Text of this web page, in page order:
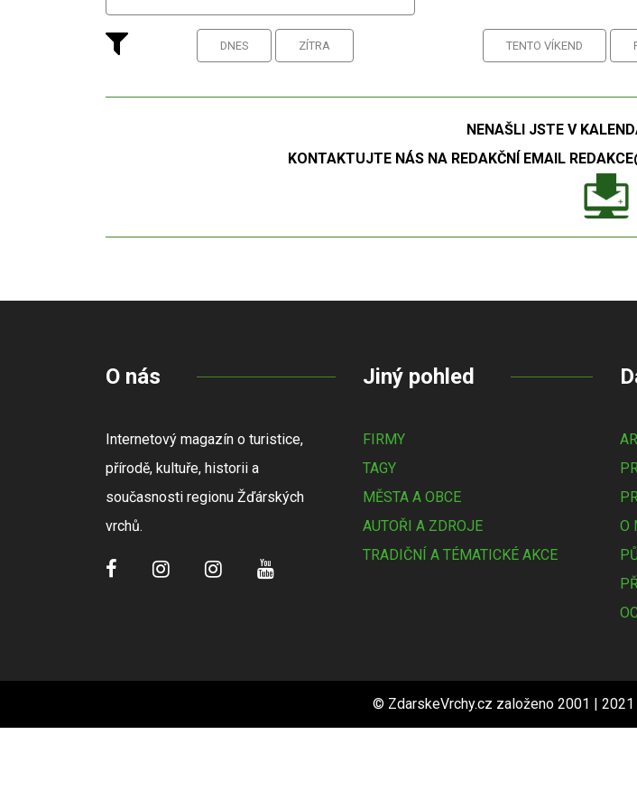
DNES ZÍTRA TENTO VÍKEND
NENAŠLI JSTE V
KONTAKTUJTE NÁS NA REDAKČNÍ EMAIL
O nás
Internetový magazín o turistice,
přírodě, kultuře, historii a
současnosti regionu Žďárských
vrchů.
Jiný pohled
FIRMY
TAGY
MĚSTA A OBCE
AUTOŘI A ZDROJE
TRADIČNÍ A TÉMATICKÉ AKCE
O
© ZdarskeVrchy.cz založeno 2001 |